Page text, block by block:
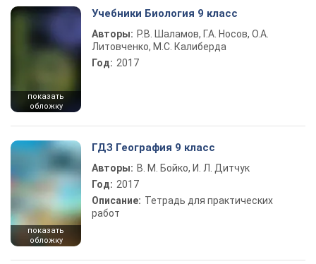
показать
обложку
Учебники Биология 9 класс
Авторы: Р.В. Шаламов, Г.А. Носов, О.А.
Литовченко, М.С. Калиберда
Год: 2017
показать
обложку
ГДЗ География 9 класс
Авторы: В. М. Бойко, И. Л. Дитчук
Год: 2017
Описание: Тетрадь для практических
работ